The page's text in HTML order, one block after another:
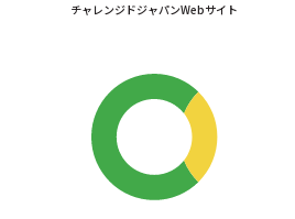
チャレンジドジャパンWebサイト